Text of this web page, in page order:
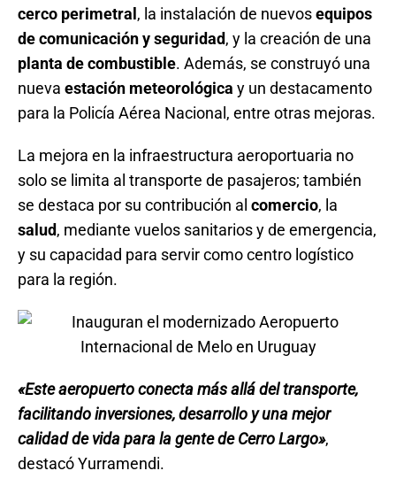
cerco perimetral , la instalación de nuevosequipos
de comunicación y seguridad, y la creación de una
planta de combustible. Además, se construyó una
nueva estación meteorológica y un destacamento
para la Policía Aérea Nacional, entre otras mejoras.
La mejora en la infraestructura aeroportuaria no
solo se limita al transporte de pasajeros; también
se destaca por su contribución al comercio, la
salud, mediante vuelos sanitarios y de emergencia,
y su capacidad para servir como centro logístico
para la región.
«Este aeropuerto conecta más allá del transporte,
facilitando inversiones, desarrollo y una mejor
calidad de vida para la gente de Cerro Largo»,
destacó Yurramendi.